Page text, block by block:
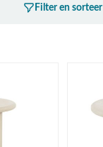
Filter en sorteer